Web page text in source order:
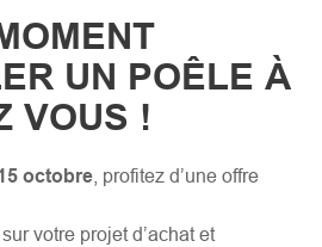
UN POÊLE À
VOUS !
octobre , profitez d’une offre
sur votre projet d’achat et